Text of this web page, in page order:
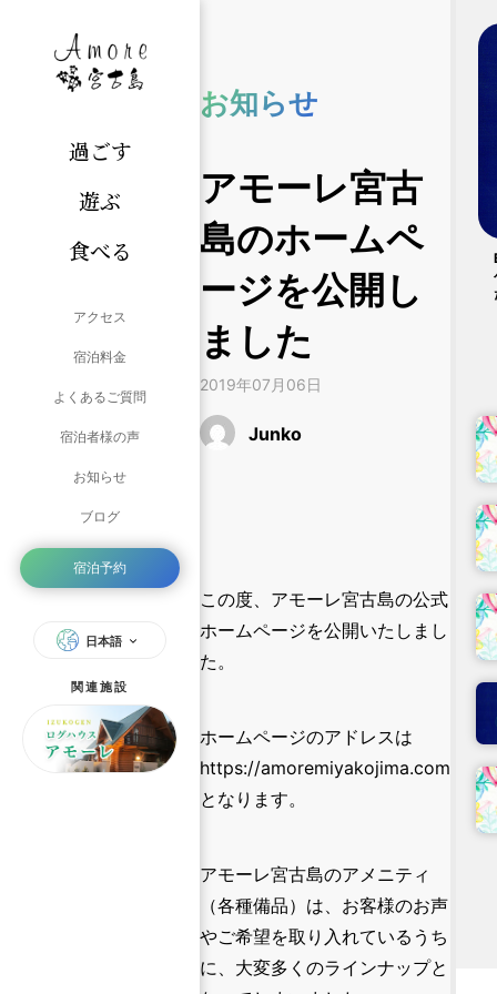
過ごす
遊ぶ
食べる
アクセス
宿泊料金
よくあるご質問
宿泊者様の声
お知らせ
ブログ
宿泊予約
日本語
関連施設
お知らせ
アモーレ宮古
島のホームペ
ージを公開し
ました
2019年07月06日
Junko
この度、アモーレ宮古島の公式
ホームページを公開いたしまし
た。
ホームページのアドレスは
https://amoremiyakojima.com
となります。
アモーレ宮古島のアメニティ
（各種備品）は、お客様のお声
やご希望を取り入れているうち
に、大変多くのラインナップと